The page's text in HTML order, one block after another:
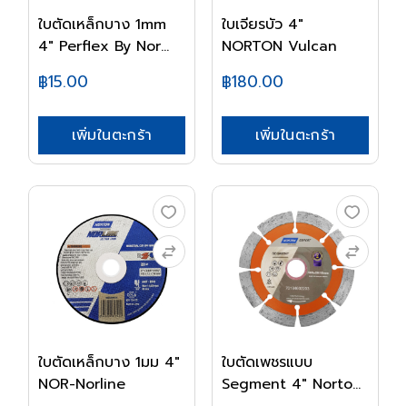
ใบตัดเหล็กบาง 1mm
4" Perflex By Nor...
฿15.00
เพิ่มในตะกร้า
ใบเจียรบัว 4"
NORTON Vulcan
฿180.00
เพิ่มในตะกร้า
ใบตัดเหล็กบาง 1มม 4"
NOR-Norline
ใบตัดเพชรแบบ
Segment 4" Norton